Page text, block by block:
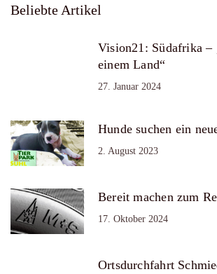
Beliebte Artikel
Vision21: Südafrika –
einem Land“
27. Januar 2024
Hunde suchen ein
2. August 2023
Bereit machen zum
17. Oktober 2024
Ortsdurchfahrt